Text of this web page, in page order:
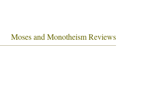
Moses and Monotheism Reviews